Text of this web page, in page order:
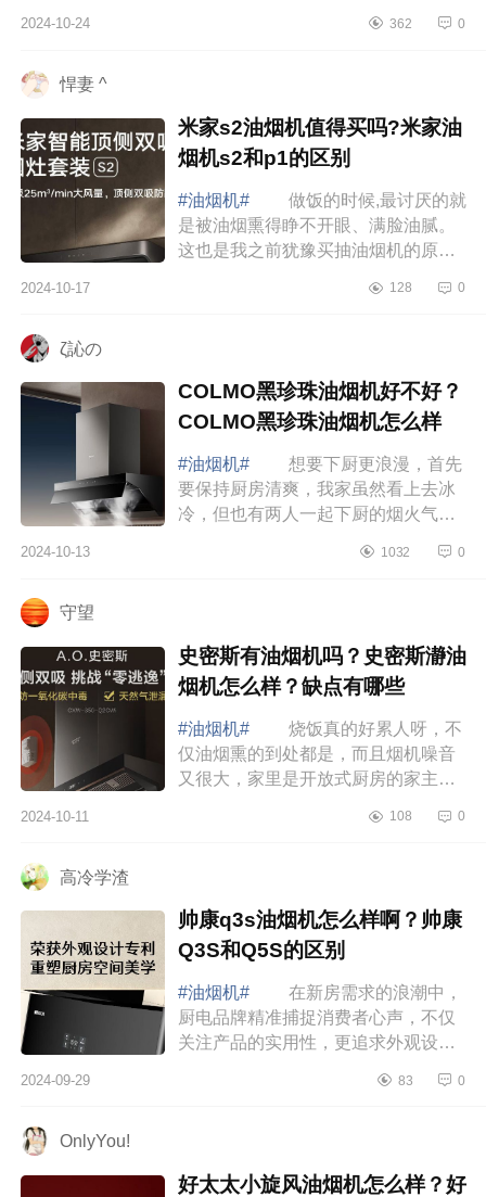
2024-10-24 362 0
悍妻 ^
米家s2油烟机值得买吗?米家油
烟机s2和p1的区别
#油烟机#
做饭的时候,最讨厌的就
是被油烟熏得睁不开眼、满脸油腻。
这也是我之前犹豫买抽油烟机的原因,
米家s2油烟机值得买吗?米家油烟机
2024-10-17 128 0
ζ訫の
COLMO黑珍珠油烟机好不好？
COLMO黑珍珠油烟机怎么样
#油烟机#
想要下厨更浪漫，首先
要保持厨房清爽，我家虽然看上去冰
冷，但也有两人一起下厨的烟火气，
出我心中的高级感，下面小编为大家
2024-10-13 1032 0
守望
史密斯有油烟机吗？史密斯瀞油
烟机怎么样？缺点有哪些
#油烟机#
烧饭真的好累人呀，不
仅油烟熏的到处都是，而且烟机噪音
又很大，家里是开放式厨房的家主子
介绍下史密斯有油烟机吗？史密斯瀞
2024-10-11 108 0
高冷学渣
帅康q3s油烟机怎么样啊？帅康
Q3S和Q5S的区别
#油烟机#
在新房需求的浪潮中，
厨电品牌精准捕捉消费者心声，不仅
关注产品的实用性，更追求外观设计
便捷性，下面小编为大家介绍下帅康
2024-09-29 83 0
OnlyYou!
好太太小旋风油烟机怎么样？好